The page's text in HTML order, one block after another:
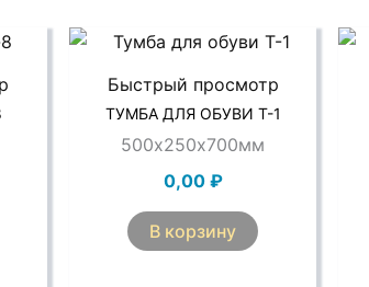
Быстрый просмотр
ТУМБА ДЛЯ ОБУВИ Т-1
500х250х700мм
0,00 ₽
В корзину